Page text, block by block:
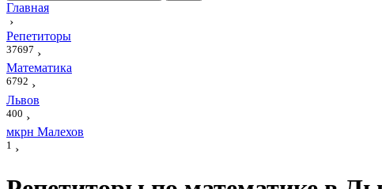
Главная
›
Репетиторы
37697 ›
Математика
6792 ›
Львов
400 ›
мкрн Малехов
1 ›